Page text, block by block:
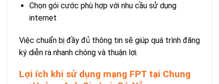
Chọn gói cước phù hợp với nhu cầu sử dụng
internet
Việc chuẩn bị đầy đủ thông tin sẽ giúp quá trình đăng
ký diễn ra nhanh chóng và thuận lợi.
Lợi ích khi sử dụng mạng FPT tại Chung